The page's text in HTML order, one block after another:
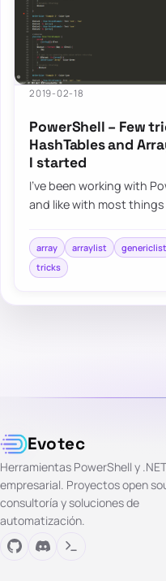
2019-02-18
PowerShell – Few
HashTables and
I started
I’ve been working with
and like with most things
array arraylist genericlist
tricks
Evotec
Herramientas PowerShell y
empresarial. Proyectos open
consultoría y soluciones de
automatización.